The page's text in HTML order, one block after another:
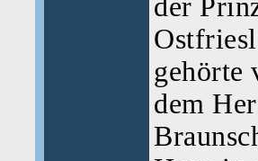
der
gehörte
dem